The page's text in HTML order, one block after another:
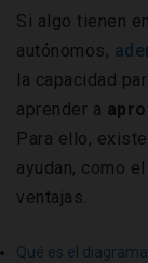
Si algo tienen
autónomos,
la capacidad
aprender a
Para ello,
ayudan, como el
ventajas.
Qué es el